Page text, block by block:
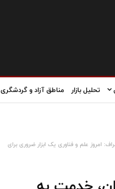
تحلیل بازار مناطق آزاد و گردشگری
امروز علم و فناوری یک ابزار ضروری برای